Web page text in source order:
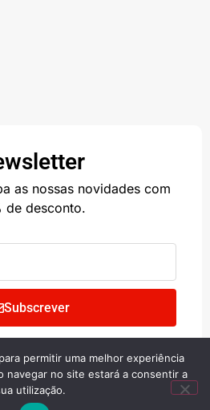
as nossas novidades com
de desconto.
Subscrever
2024 • BIG SHOP
permitir uma melhor experiência
navegar no site estará a consentir a
utilização.